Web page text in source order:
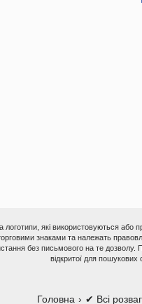
Головна ✔ Всі
логотипи, які використовуються або
знаками та належать
без письмового на те дозволу.
відкритої для